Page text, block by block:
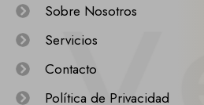
Sobre Nosotros
Servicios
Contacto
Política de Privacidad